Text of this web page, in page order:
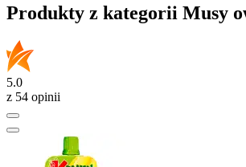
Produkty z kategorii Musy
5.0
z 54 opinii